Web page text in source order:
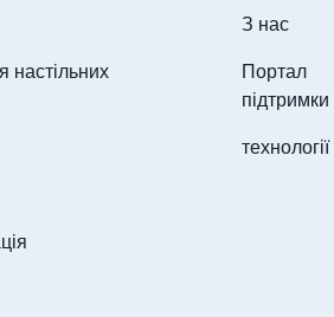
настільних
З нас
Портал
підтримки
технології